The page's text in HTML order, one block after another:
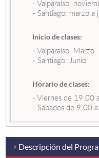
Estudiantes
Funcionarios
English
- Valparaíso:
- Santiago: marzo a
Inicio de clases:
- Valparaíso: Marzo.
- Santiago: Junio
Horario de clases:
- Viernes de 19.00
- Sábados de 9.00
Descripción del